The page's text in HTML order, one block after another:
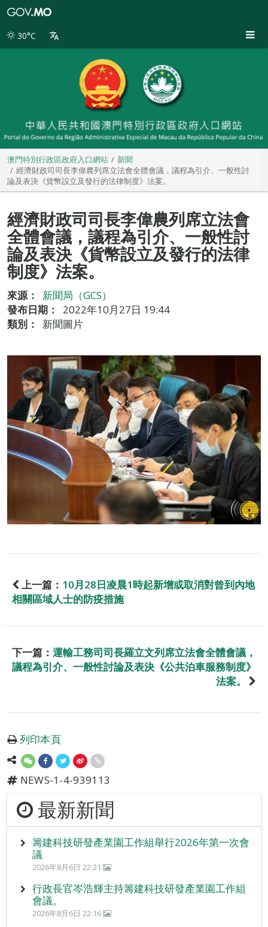
別
30°C
澳門特別行政區政府入口網站
新聞
經濟財政司司長李偉農列席立法會全體會議，議程為引介、一般性討
論及表決《貨幣設立及發行的法律制度》法案。
經濟財政司司長李偉農列席立法會
全體會議，議程為引介、一般性討
論及表決《貨幣設立及發行的法律
制度》法案。
來源：
新聞局（GCS）
發布日期：
2022年10月27日 19:44
類別：
新聞圖片
上一篇： 10月28日凌晨1時起新增或取消對曾到內地
相關區域人士的防疫措施
下一篇： 運輸工務司司長羅立文列席立法會全體會議，
議程為引介、一般性討論及表決《公共泊車服務制度》
法案。
列印本頁
NEWS-1-4-939113
最新新聞
籌建科技研發產業園工作組舉行2026年第一次會
議
2026年8月6日 22:21
行政長官岑浩輝主持籌建科技研發產業園工作組
會議。
2026年8月6日 22:16